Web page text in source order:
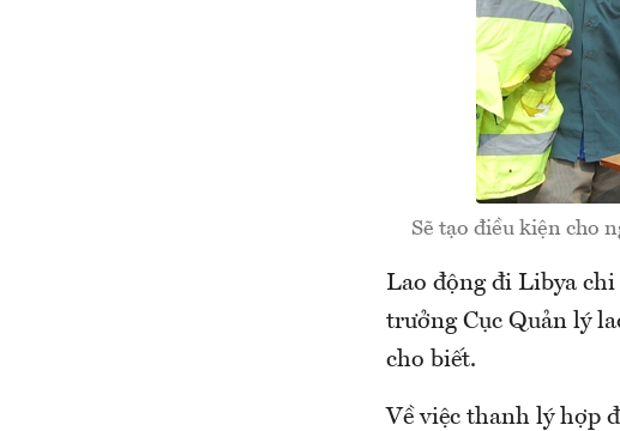
Sẽ tạo điều kiện cho
Lao động đi Libya
trưởng Cục Quản lý
cho biết.
Về việc thanh lý hợp